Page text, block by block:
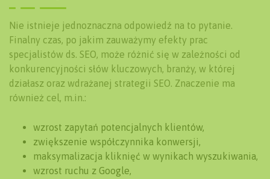
Nie istnieje jednoznaczna odpowiedź na to pytanie.
Finalny czas, po jakim zauważymy efekty prac
specjalistów ds. SEO, może różnić się w zależności od
konkurencyjności słów kluczowych, branży, w której
działasz oraz wdrażanej strategii SEO. Znaczenie ma
również cel, m.in.:
wzrost zapytań potencjalnych klientów,
zwiększenie współczynnika konwersji,
maksymalizacja kliknięć w wynikach wyszukiwania,
wzrost ruchu z Google,